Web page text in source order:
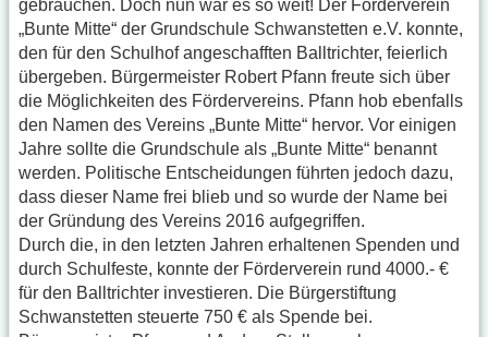
gebrauchen. Doch nun war es so weit! Der Förderverein
„Bunte Mitte“ der Grundschule Schwanstetten e.V. konnte,
den für den Schulhof angeschafften Balltrichter, feierlich
übergeben. Bürgermeister Robert Pfann freute sich über
die Möglichkeiten des Fördervereins. Pfann hob ebenfalls
den Namen des Vereins „Bunte Mitte“ hervor. Vor einigen
Jahre sollte die Grundschule als „Bunte Mitte“ benannt
werden. Politische Entscheidungen führten jedoch dazu,
dass dieser Name frei blieb und so wurde der Name bei
der Gründung des Vereins 2016 aufgegriffen.
Durch die, in den letzten Jahren erhaltenen Spenden und
durch Schulfeste, konnte der Förderverein rund 4000.- €
für den Balltrichter investieren. Die Bürgerstiftung
Schwanstetten steuerte 750 € als Spende bei.